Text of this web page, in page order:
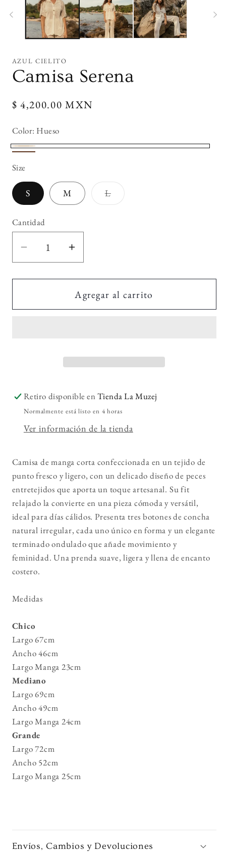
una
ventana
AZUL CIELITO
Camisa Serena
Precio
$ 4,200.00 MXN
Color: Hueso
Hueso
Size
S M LVariante
agotada
Cantidad
Reducir
cantidad
para
Serena
Aumentar
cantidad
para
Camisa
Serena
Agregar al carrito
Retiro disponible enTienda La Muzej
Normalmente está listo en 4 horas
Ver información de la tienda
Camisa de manga corta confeccionada en un tejido de
punto fresco y ligero, con un delicado diseño de peces
entretejidos que aporta un toque artesanal. Su fit
relajado la convierte en una pieza cómoda y versátil,
ideal para días cálidos. Presenta tres botones de concha
natural irregular, cada uno único en forma y un elegante
terminado ondulado que añade movimiento y
feminidad. Una prenda suave, ligera y llena de encanto
costero.
Medidas
Chico
Largo 67cm
Ancho 46cm
Largo Manga 23cm
Mediano
Largo 69cm
Ancho 49cm
Largo Manga 24cm
Grande
Largo 72cm
Ancho 52cm
Largo Manga 25cm
Envíos, Cambios y Devoluciones